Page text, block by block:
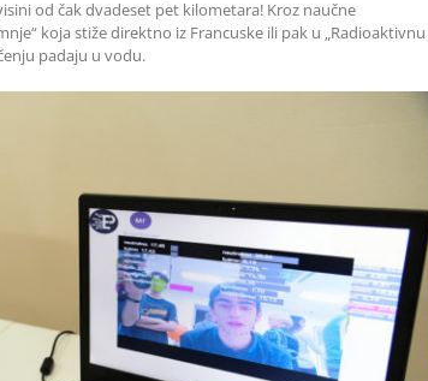
od čak dvadeset pet kilometara! Kroz naučne
koja stiže direktno iz Francuske ili pak u „Radioaktivnu
padaju u vodu.